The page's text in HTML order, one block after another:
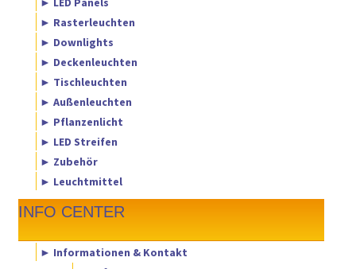
► Rasterleuchten
► Downlights
► Deckenleuchten
► Tischleuchten
► Außenleuchten
► Pflanzenlicht
► LED Streifen
► Zubehör
► Leuchtmittel
INFO CENTER
► Informationen & Kontakt